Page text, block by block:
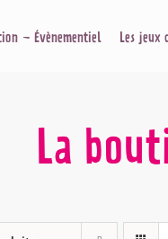
– Évènementiel Les jeux
La